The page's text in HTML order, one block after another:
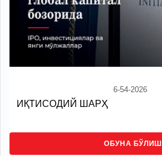
6-54-2026
ИҚТИСОДИЙ ШАРҲ
ОБУНА БЎЛИШ